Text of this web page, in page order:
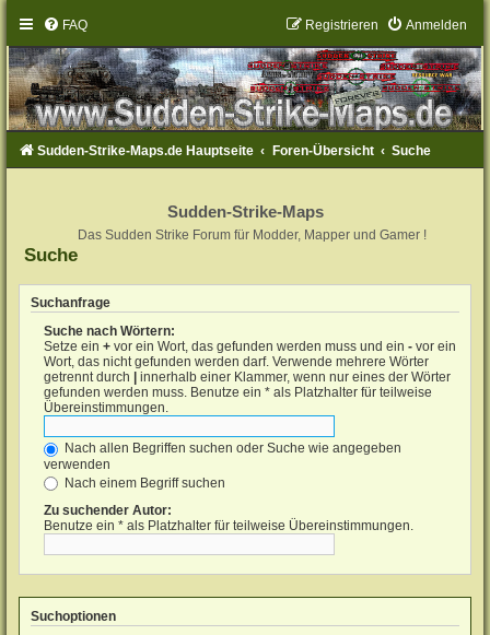
FAQ Anmelden
Registrieren
Sudden-Strike-Maps.de Hauptseite Foren-Übersicht Suche
Sudden-Strike-Maps
Das Sudden Strike Forum für Modder, Mapper und Gamer !
Suche
Suchanfrage
Suche nach Wörtern:
Setze ein+ vor ein Wort, das gefunden werden muss und ein- vor ein
Wort, das nicht gefunden werden darf. Verwende mehrere Wörter
getrennt durch
innerhalb einer Klammer, wenn nur eines der Wörter
gefunden werden muss. Benutze ein * als Platzhalter für teilweise
Übereinstimmungen.
Nach allen Begriffen suchen oder Suche wie angegeben
verwenden
Nach einem Begriff suchen
Zu suchender Autor:
Benutze ein * als Platzhalter für teilweise Übereinstimmungen.
Suchoptionen